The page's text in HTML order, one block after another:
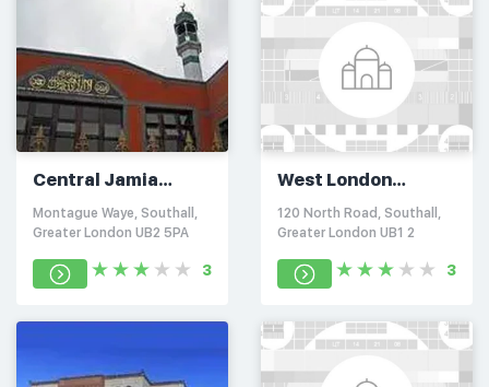
Central Jamia
Masjid
Montague Waye, Southall,
Greater London UB2 5PA
3
West London
Islamic Centre
120 North Road, Southall,
Greater London UB1 2
3